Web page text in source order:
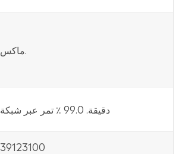
دقيقة. 99.0 ٪ تمر عبر شبكة
39123100